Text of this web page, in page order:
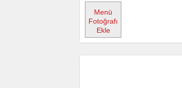
Menü
Fotoğrafı
Ekle